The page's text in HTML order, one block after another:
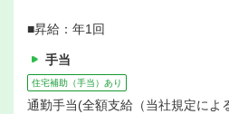
■昇給：年1回
手当
住宅補助（手当）あり
通勤手当(全額支給（当社規定によ